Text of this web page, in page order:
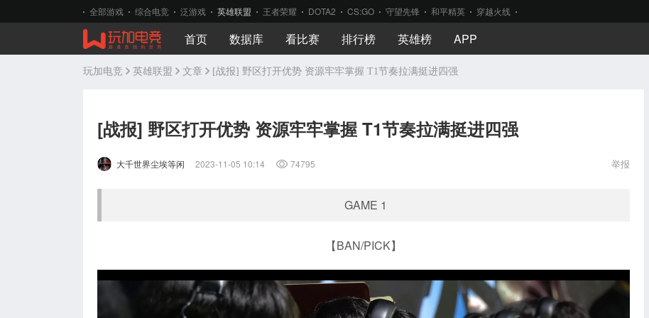
全部游戏 综合电竞 泛游戏 英雄联盟 王者荣耀 DOTA2 CS:GO 守望先锋 和平精英 穿越火线
首页 数据库 看比赛 排行榜 英雄榜 APP
玩加电竞 英雄联盟 文章 [战报] 野区打开优势 资源牢牢掌握 T1节奏拉满挺进四强
[战报] 野区打开优势 资源牢牢掌握 T1节奏拉满挺进四强
大千世界尘埃等闲 2023-11-05 10:14 74795 举报
GAME 1
【BAN/PICK】